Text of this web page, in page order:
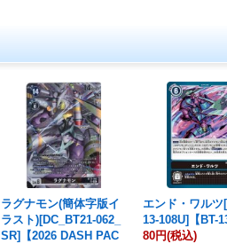
ラグナモン(簡体字版イ
ラスト)[DC_BT21-062_
SR]【2026 DASH PAC
エンド・ワルツ
13-108U]【BT-
80円(税込)